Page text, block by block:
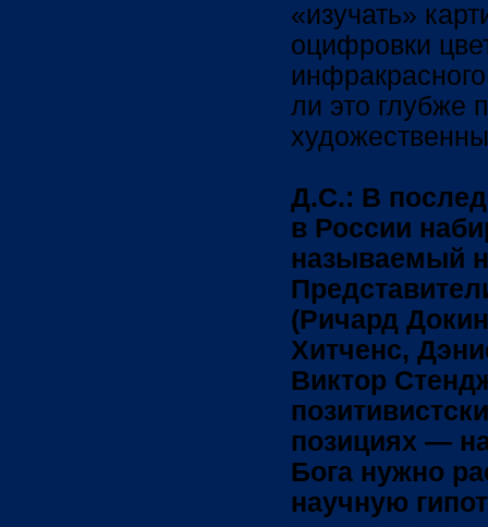
«изучать»
оцифровки
ли это глубже
Д.С.: В
в России
называемый
(Ричард
Хитченс,
Виктор
позициях —
Бога нужно
научную